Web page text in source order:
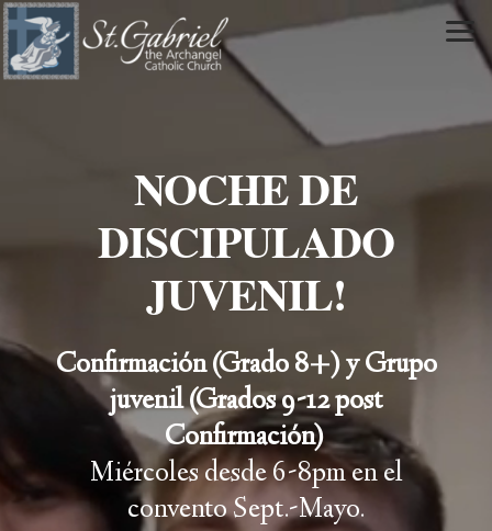
Skip to main content
NOCHE DE
DISCIPULADO
JUVENIL!
Confirmación (Grado 8+) y Grupo
juvenil (Grados 9-12 post
Confirmación)
Miércoles desde 6-8pm en el
convento Sept.-Mayo.